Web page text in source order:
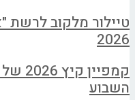
טיילור מלקוב לרשת
2026
השבוע